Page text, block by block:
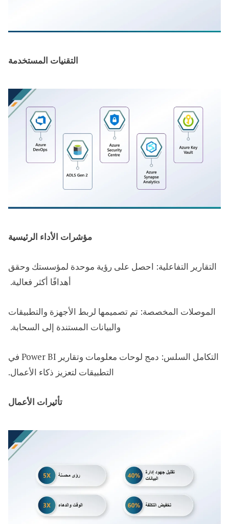
التقنيات المستخدمة
مؤشرات الأداء الرئيسية
التقارير التفاعلية: احصل على رؤية موحدة لمؤسستك وحقق
أهدافًا أكثر فعالية. ​
الموصلات المخصصة: تم تصميمها لربط الأجهزة والتطبيقات
والبيانات المستندة إلى السحابة. ​
التكامل السلس: دمج لوحات معلومات وتقارير Power BI في
التطبيقات لتعزيز ذكاء الأعمال.
تأثيرات الأعمال